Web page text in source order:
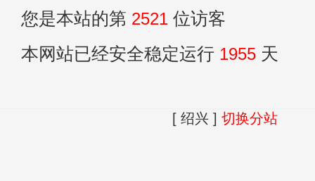
您是本站的第 2521 位访客
本网站已经安全稳定运行 1955 天
[ 绍兴 ] 切换分站